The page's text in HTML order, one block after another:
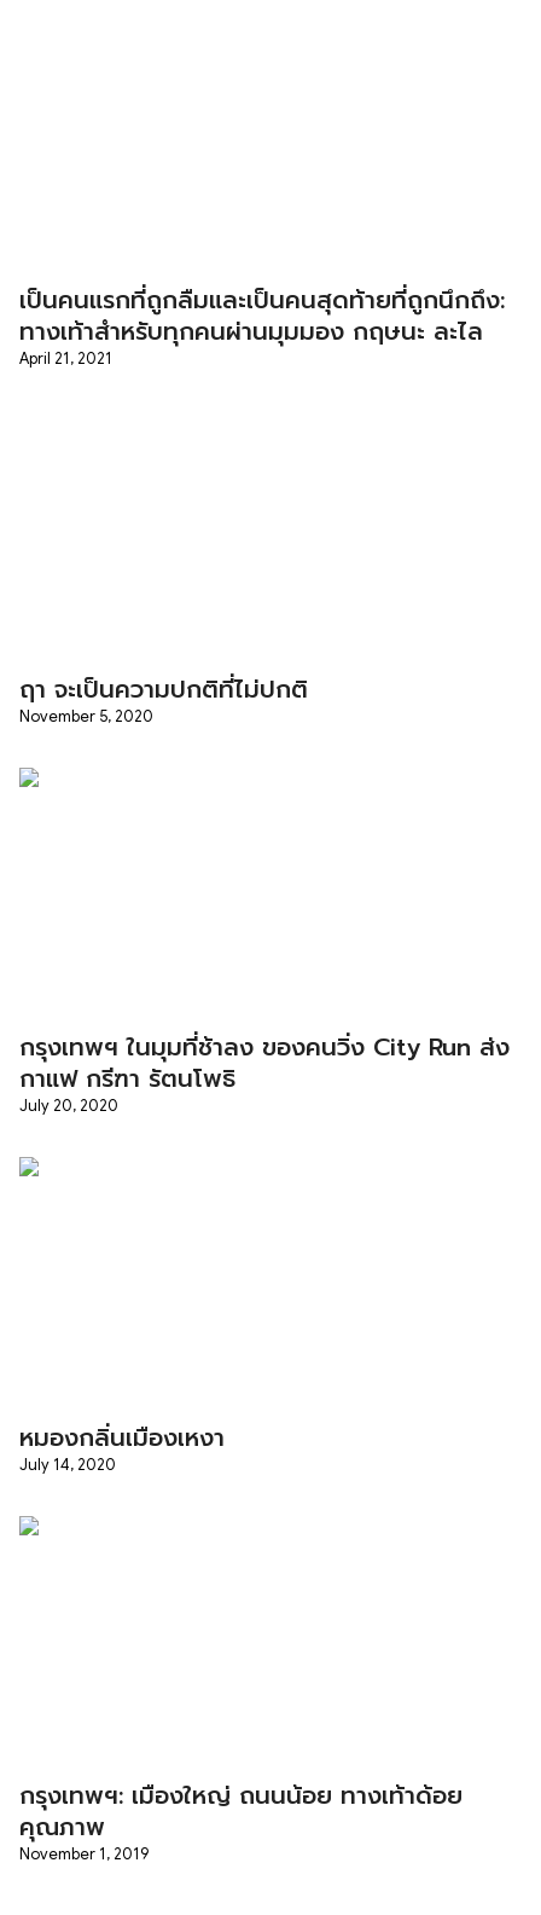
เป็นคนแรกที่ถูกลืมและเป็นคนสุดท้ายที่ถูกนึกถึง:
ทางเท้าสำหรับทุกคนผ่านมุมมอง กฤษนะ ละไล
April 21, 2021
ฤา จะเป็นความปกติที่ไม่ปกติ
November 5, 2020
กรุงเทพฯ ในมุมที่ช้าลง ของคนวิ่ง City Run ส่ง
กาแฟ กรีฑา รัตนโพธิ
July 20, 2020
หมองกลิ่นเมืองเหงา
July 14, 2020
กรุงเทพฯ: เมืองใหญ่ ถนนน้อย ทางเท้าด้อย
คุณภาพ
November 1, 2019